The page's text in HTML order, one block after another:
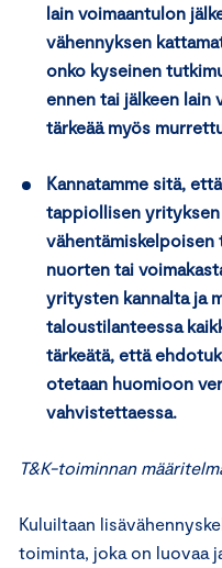
lain voimaantulon
vähennyksen
onko kyseinen
ennen tai jälkeen lain
tärkeää myös
Kannatamme sitä,
tappiollisen
vähentämiskelpoisen
nuorten tai
yritysten kannalta ja
taloustilanteessa
tärkeätä, että
otetaan huomioon
vahvistettaessa.
T&K-toiminnan
Kuluiltaan
toiminta, joka on luovaa